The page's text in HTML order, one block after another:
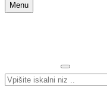
Menu
Search
for: